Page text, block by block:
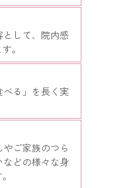
して、院内感
。
る」を長く実
ご家族のつら
どの様々な身